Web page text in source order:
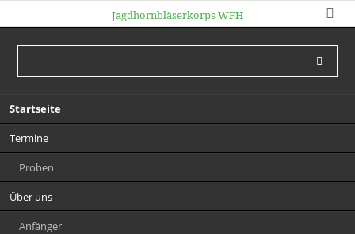
Jagdhornbläserkorps WFH
Navigation
überspringen
Startseite
Termine
Proben
Über uns
Anfänger